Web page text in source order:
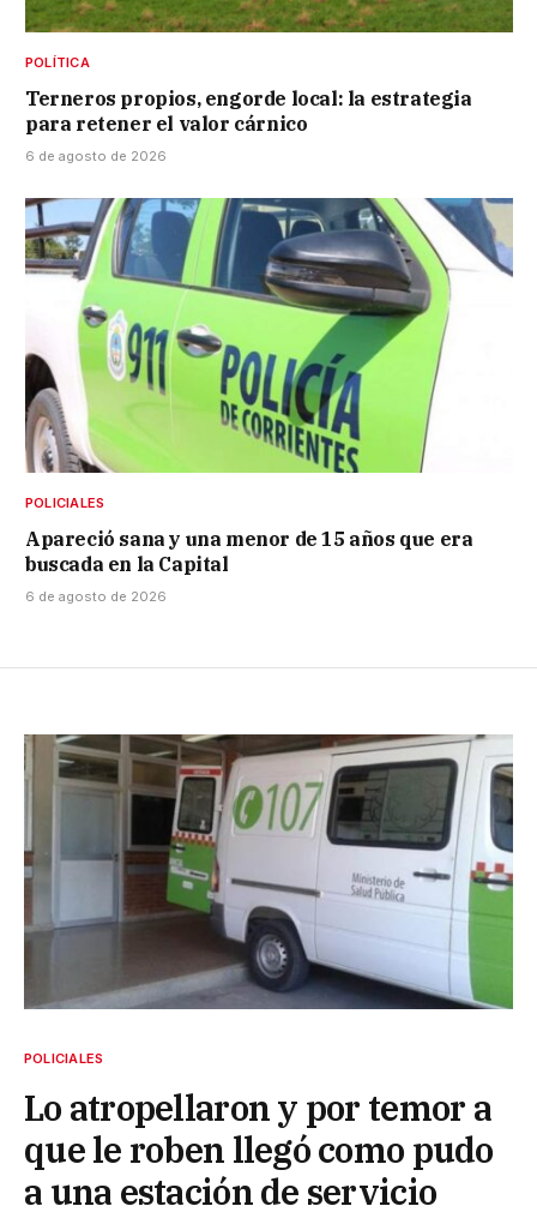
POLÍTICA
Terneros propios, engorde local: la estrategia
para retener el valor cárnico
6 de agosto de 2026
POLICIALES
Apareció sana y una menor de 15 años que era
buscada en la Capital
6 de agosto de 2026
POLICIALES
Lo atropellaron y por temor a
que le roben llegó como pudo
a una estación de servicio